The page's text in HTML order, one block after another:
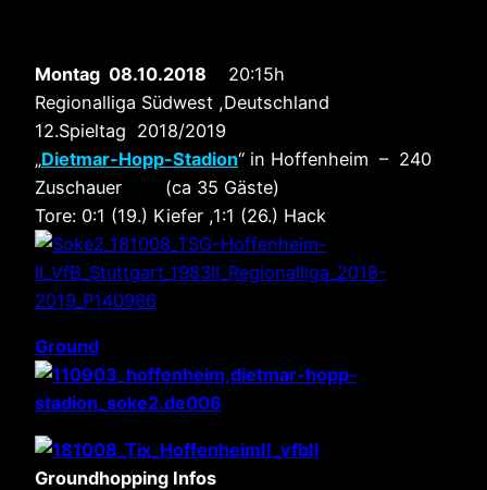
Montag 08.10.2018 20:15h
Regionalliga Südwest ,Deutschland
12.Spieltag 2018/2019
„Dietmar-Hopp-Stadion“ in Hoffenheim – 240
Zuschauer (ca 35 Gäste)
Tore: 0:1 (19.) Kiefer ,1:1 (26.) Hack
Ground
Groundhopping Infos